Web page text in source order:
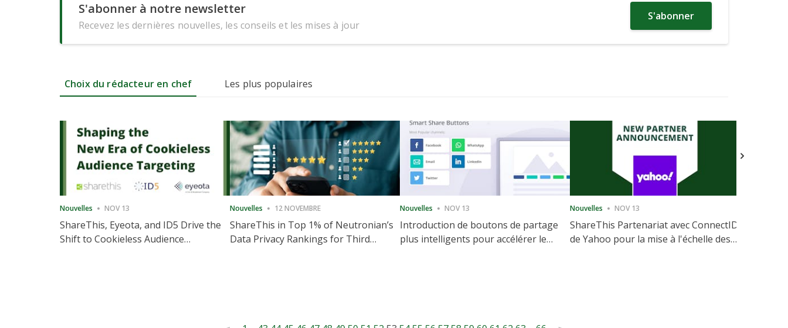
S'abonner à notre newsletter
Recevez les dernières nouvelles, les conseils et les mises à jour
S'abonner
Choix du rédacteur en chef Les plus populaires
Nouvelles NOV 13
ShareThis, Eyeota, and ID5 Drive the
Shift to Cookieless Audience
Nouvelles 12 NOVEMBRE
ShareThis in Top 1% of Neutronian’s
Data Privacy Rankings for Third
Nouvelles NOV 13
Introduction de boutons de partage
plus intelligents pour accélérer le
Nouvelles NOV 13
ShareThis Partenariat avec ConnectID
de Yahoo pour la mise à l'échelle des